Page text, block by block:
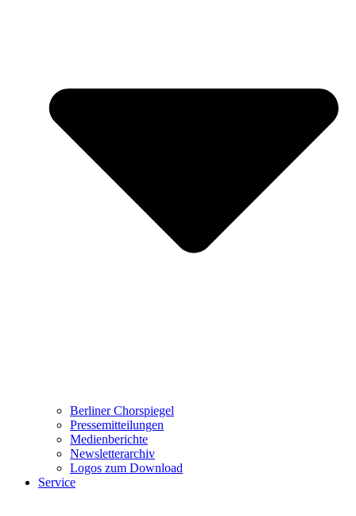
Berliner Chorspiegel
Pressemitteilungen
Medienberichte
Newsletterarchiv
Logos zum Download
Service